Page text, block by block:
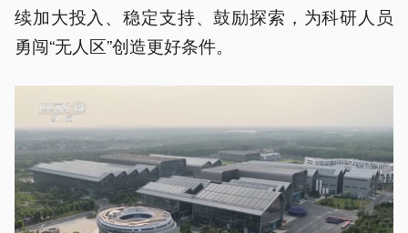
续加大投入、稳定支持、鼓励探索，为科研人员
勇闯“无人区”创造更好条件。